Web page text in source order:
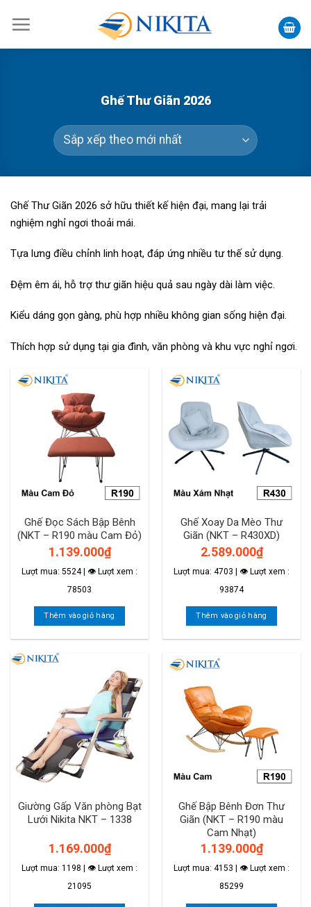
Ghế Thư Giãn 2026
Ghế Thư Giãn 2026 sở hữu thiết kế hiện đại, mang lại trải
nghiệm nghỉ ngơi thoải mái.
Tựa lưng điều chỉnh linh hoạt, đáp ứng nhiều tư thế sử dụng.
Đệm êm ái, hỗ trợ thư giãn hiệu quả sau ngày dài làm việc.
Kiểu dáng gọn gàng, phù hợp nhiều không gian sống hiện đại.
Thích hợp sử dụng tại gia đình, văn phòng và khu vực nghỉ ngơi.
Ghế Đọc Sách Bập Bênh
(NKT – R190 màu Cam Đỏ)
1.139.000₫
Lượt mua: 5524 | 👁 Lượt xem :
78503
Thêm vào giỏ hàng
Ghế Xoay Da Mèo Thư
Giãn (NKT – R430XD)
2.589.000₫
Lượt mua: 4703 | 👁 Lượt xem :
93874
Thêm vào giỏ hàng
Giường Gấp Văn phòng Bạt
Lưới Nikita NKT – 1338
1.169.000₫
Lượt mua: 1198 | 👁 Lượt xem :
21095
Ghế Bập Bênh Đơn Thư
Giãn (NKT – R190 màu
Cam Nhạt)
1.139.000₫
Lượt mua: 4153 | 👁 Lượt xem :
85299